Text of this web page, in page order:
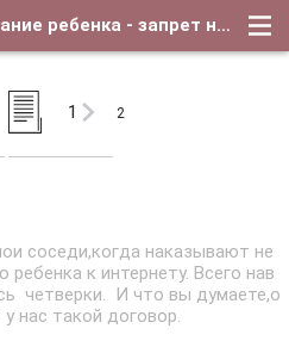
Приемлемо ли наказание ребенка - запрет на игры в интернете. - Страница 2 - Форум о детях и для их родителей
1 2
соседи,когда наказывают не
ребенка к интернету. Всего нав
четверки. И что вы думаете,о
нас такой договор.